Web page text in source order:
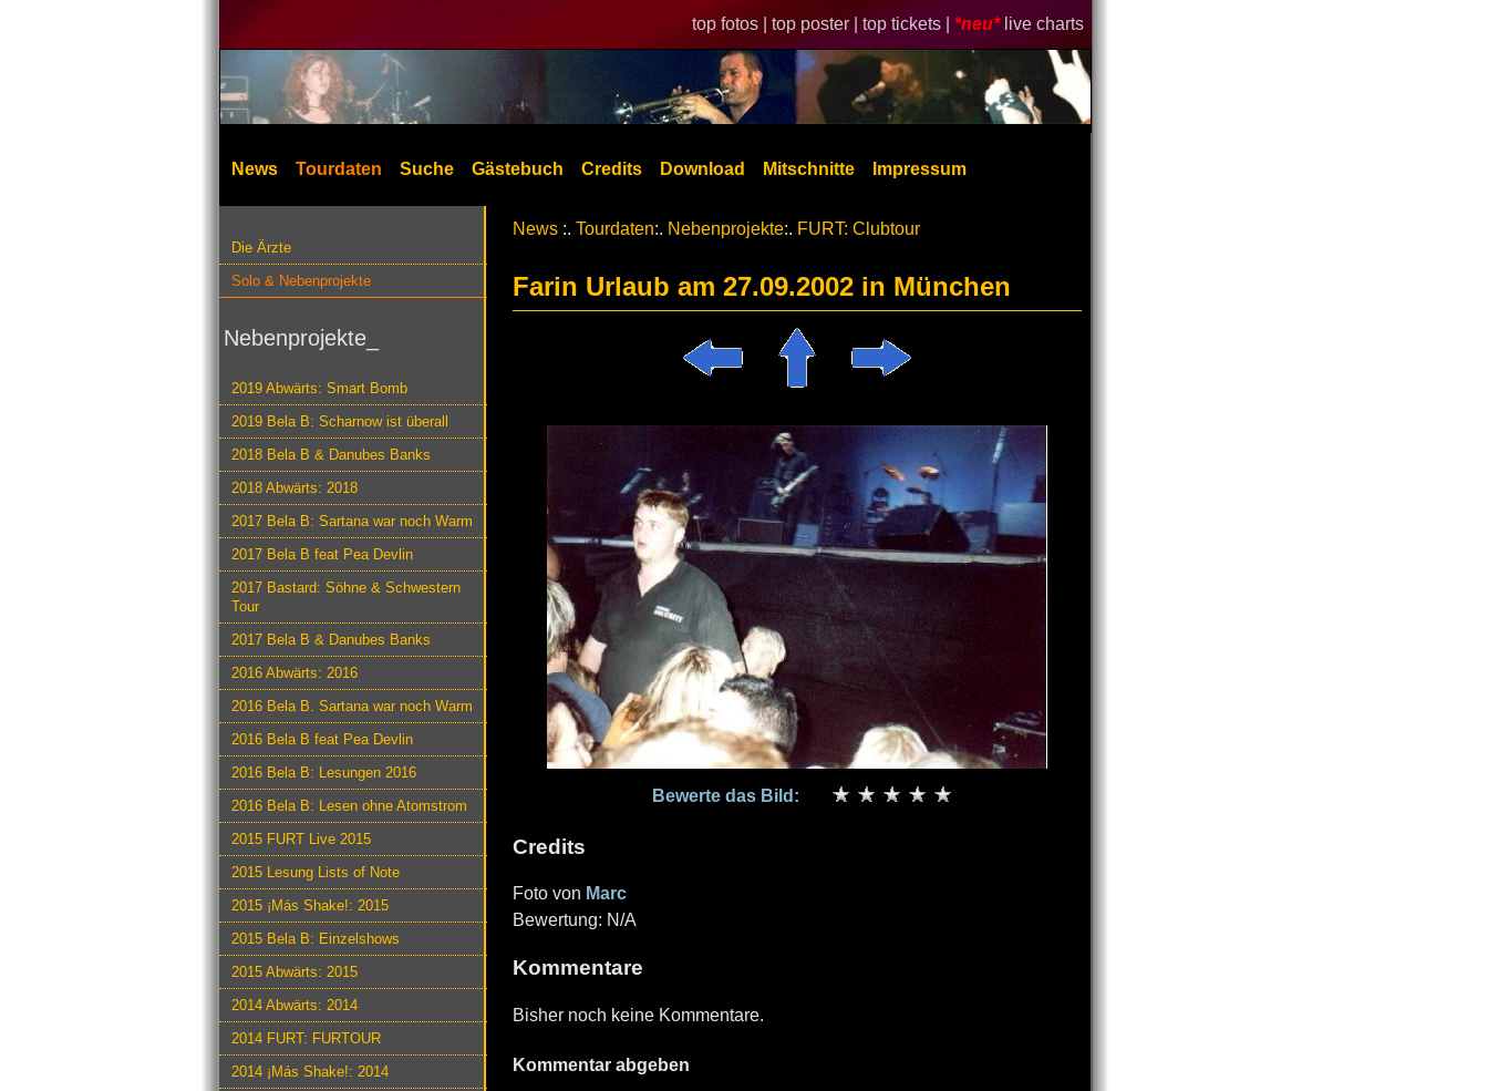
top fotos | top poster | top tickets | *neu* live charts
News Tourdaten Suche Gästebuch Credits Download Mitschnitte Impressum
Die Ärzte
Solo & Nebenprojekte
Nebenprojekte_
2019 Abwärts: Smart Bomb
2019 Bela B: Scharnow ist überall
2018 Bela B & Danubes Banks
2018 Abwärts: 2018
2017 Bela B: Sartana war noch Warm
2017 Bela B feat Pea Devlin
2017 Bastard: Söhne & Schwestern
Tour
2017 Bela B & Danubes Banks
2016 Abwärts: 2016
2016 Bela B. Sartana war noch Warm
2016 Bela B feat Pea Devlin
2016 Bela B: Lesungen 2016
2016 Bela B: Lesen ohne Atomstrom
2015 FURT Live 2015
2015 Lesung Lists of Note
2015 ¡Más Shake!: 2015
2015 Bela B: Einzelshows
2015 Abwärts: 2015
2014 Abwärts: 2014
2014 FURT: FURTOUR
2014 ¡Más Shake!: 2014
News :. Tourdaten:. Nebenprojekte:. FURT: Clubtour
Farin Urlaub am 27.09.2002 in München
Bewerte das Bild:
Credits
Foto von Marc
Bewertung: N/A
Kommentare
Bisher noch keine Kommentare.
Kommentar abgeben